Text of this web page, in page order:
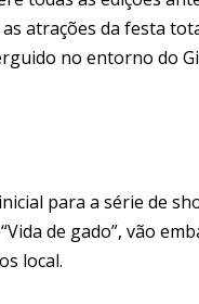
atrações da festa
no entorno do
para a série de
de gado”, vão
local.